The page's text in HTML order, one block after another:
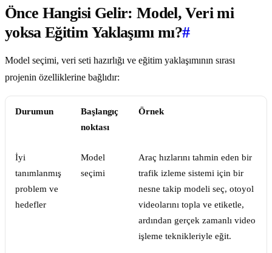
Önce Hangisi Gelir: Model, Veri mi
yoksa Eğitim Yaklaşımı mı?#
Model seçimi, veri seti hazırlığı ve eğitim yaklaşımının sırası
projenin özelliklerine bağlıdır:
Durumun
Başlangıç
noktası
Örnek
İyi
tanımlanmış
problem ve
hedefler
Model
seçimi
Araç hızlarını tahmin eden bir
trafik izleme sistemi için bir
nesne takip modeli seç, otoyol
videolarını topla ve etiketle,
ardından gerçek zamanlı video
işleme teknikleriyle eğit.